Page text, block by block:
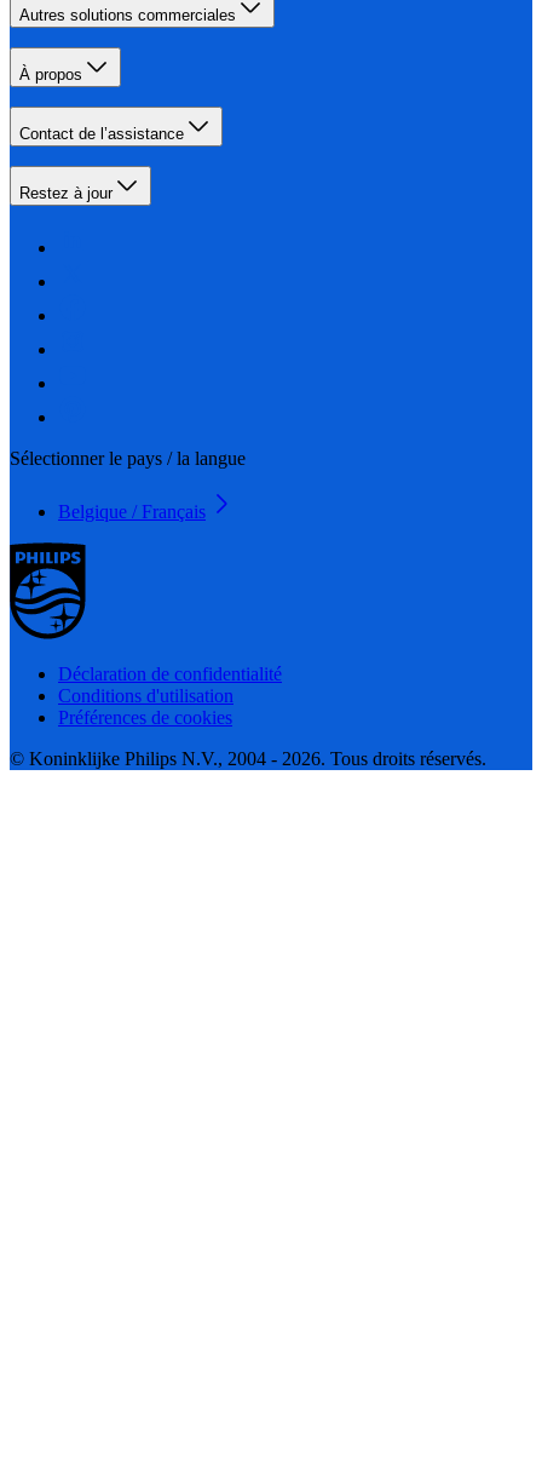
Autres solutions commerciales
À propos
Contact de l’assistance
Restez à jour
Sélectionner le pays / la langue
Belgique / Français
Déclaration de confidentialité
Conditions d'utilisation
Préférences de cookies
© Koninklijke Philips N.V., 2004 - 2026. Tous droits réservés.